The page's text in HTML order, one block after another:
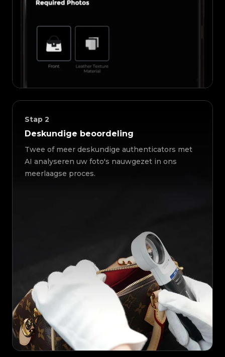
Stap 2
Deskundige beoordeling
Twee of meer deskundige authenticators met
AI analyseren uw foto's nauwgezet in ons
meerlaagse proces.